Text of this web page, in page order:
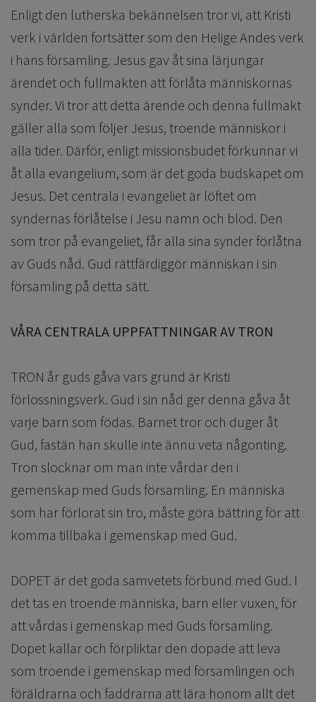
Enligt den lutherska bekännelsen tror vi, att Kristi
verk i världen fortsätter som den Helige Andes verk
i hans församling. Jesus gav åt sina lärjungar
ärendet och fullmakten att förlåta människornas
synder. Vi tror att detta ärende och denna fullmakt
gäller alla som följer Jesus, troende människor i
alla tider. Därför, enligt missionsbudet förkunnar vi
åt alla evangelium, som är det goda budskapet om
Jesus. Det centrala i evangeliet är löftet om
syndernas förlåtelse i Jesu namn och blod. Den
som tror på evangeliet, får alla sina synder förlåtna
av Guds nåd. Gud rättfärdiggör människan i sin
församling på detta sätt.
VÅRA CENTRALA UPPFATTNINGAR AV TRON
TRON år guds gåva vars grund är Kristi
förlossningsverk. Gud i sin nåd ger denna gåva åt
varje barn som födas. Barnet tror och duger åt
Gud, fastän han skulle inte ännu veta någonting.
Tron slocknar om man inte vårdar den i
gemenskap med Guds församling. En människa
som har förlorat sin tro, måste göra bättring för att
komma tillbaka i gemenskap med Gud.
DOPET är det goda samvetets förbund med Gud. I
det tas en troende människa, barn eller vuxen, för
att vårdas i gemenskap med Guds församling.
Dopet kallar och förpliktar den dopade att leva
som troende i gemenskap med församlingen och
föräldrarna och faddrarna att lära honom allt det